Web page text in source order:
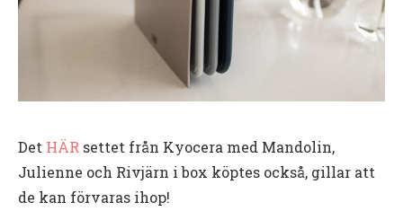
Det HÄR settet från Kyocera med Mandolin,
Julienne och Rivjärn i box köptes också, gillar att
de kan förvaras ihop!